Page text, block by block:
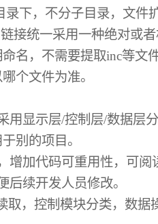
录下，不分子目录，文件
接统一采用一种绝对或
名，不需要提取inc等文
个文件为准。
显示层/控制层/数据层
别的项目。
加代码可重用性，可阅
续开发人员修改。
，控制模块分类，数据